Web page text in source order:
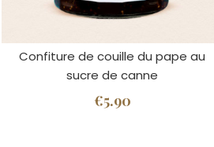
Confiture de couille du pape au
sucre de canne
€5.90